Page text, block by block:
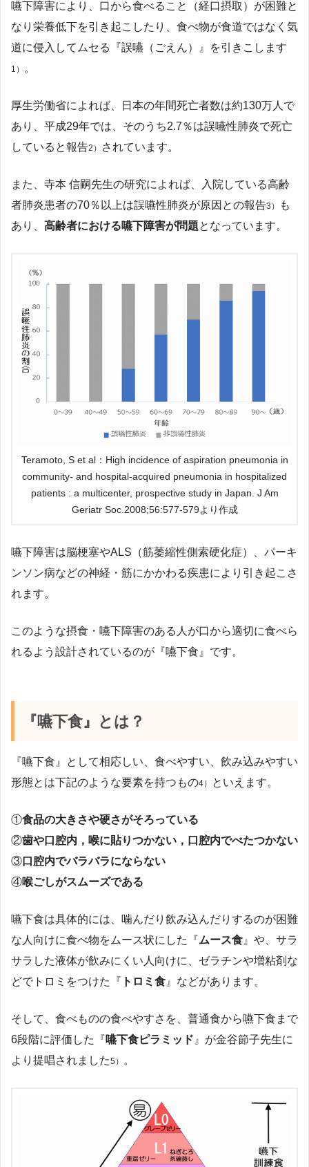
嚥下障害により、口から食べること（経口摂取）が困難と
なり栄養低下を引き起こしたり、食べ物が食道ではなく気
道に侵入してムセる『誤嚥（ごえん）』を引きこします
1） 。
厚生労働省によれば、日本の年間死亡者数は約130万人で
あり、平成29年では、そのうち2.7％は誤嚥性肺炎で死亡
していると報告2） されています。
また、寺本 信嗣先生の研究によれば、入院している高齢
者肺炎患者の70％以上は誤嚥性肺炎が原因との報告3）
も
あり、 高齢者における嚥下障害が問題となっています。
Teramoto, S et al：High incidence of aspiration pneumonia in
community- and hospital-acquired pneumonia in hospitalized
patients : a multicenter, prospective study in Japan. J Am
Geriatr Soc.2008;56:577-579より作成
嚥下障害は脳梗塞やALS（筋萎縮性側索硬化症）、パーキ
ンソン病などの神経・筋にかかわる疾患により引き起こさ
れます。
このような摂食・嚥下障害のある人が口から適切に食べら
れるよう設計されているのが『嚥下食』です。
『嚥下食』とは？
『嚥下食』として相応しい、食べやすい、飲み込みやすい
形態とは下記のような要素を持つもの4） といえます。
①食品の大きさや硬さがそろっている
②歯や口腔内，喉に貼りつかない，口腔内でべたつかない
③口腔内でバラバラにならない
④喉ごしがスムーズである
嚥下食は具体的には、噛んだり飲み込んだりするのが困難
な人向けに食べ物をムース状にした『 ムース食』や、サラ
サラした液体が飲みにくい人向けに、ゼラチンや増粘剤な
どでトロミをつけた『
トロミ食』などがあります。
そして、食べものの食べやすさを、普通食から嚥下食まで
6段階に評価した『 嚥下食ピラミッド』が金谷節子先生に
より提唱されました5） 。